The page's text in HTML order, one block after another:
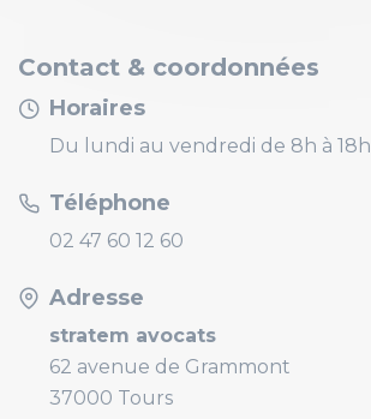
Contact & coordonnées
Horaires
Du lundi au vendredi de 8h à 18h
Téléphone
02 47 60 12 60
Adresse
stratem avocats
62 avenue de Grammont
37000 Tours